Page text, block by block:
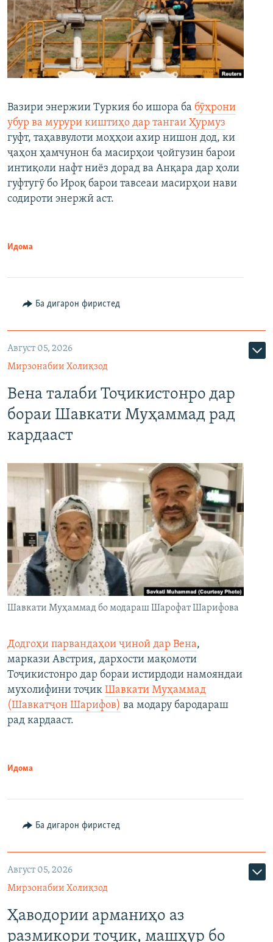
Вазири энержии Туркия бо ишора ба бӯҳрони
убур ва мурури киштиҳо дар тангаи Ҳурмуз
гуфт, таҳаввулоти моҳҳои ахир нишон дод, ки
ҷаҳон ҳамчунон ба масирҳои ҷойгузин барои
интиқоли нафт ниёз дорад ва Анқара дар ҳоли
гуфтугӯ бо Ироқ барои тавсеаи масирҳои нави
содироти энержӣ аст.
Идома
Ба дигарон фиристед
Август 05, 2026
Мирзонабии Холиқзод
Вена талаби Тоҷикистонро дар
бораи Шавкати Муҳаммад рад
кардааст
Шавкати Муҳаммад бо модараш Шарофат Шарифова
Додгоҳи парвандаҳои ҷиноӣ дар Вена,
маркази Австрия, дархости мақомоти
Тоҷикистонро дар бораи истирдоди намояндаи
мухолифини тоҷик Шавкати Муҳаммад
(Шавкатҷон Шарифов) ва модару бародараш
рад кардааст.
Идома
Ба дигарон фиристед
Август 05, 2026
Мирзонабии Холиқзод
Ҳаводории арманиҳо аз
размикори тоҷик, машҳур бо